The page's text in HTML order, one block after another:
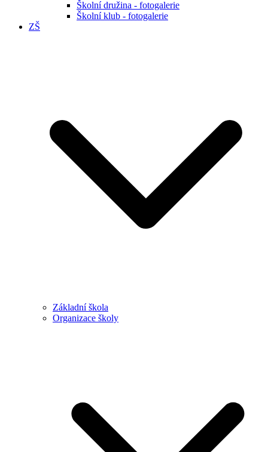
Školní družina - fotogalerie
Školní klub - fotogalerie
ZŠ
Základní škola
Organizace školy